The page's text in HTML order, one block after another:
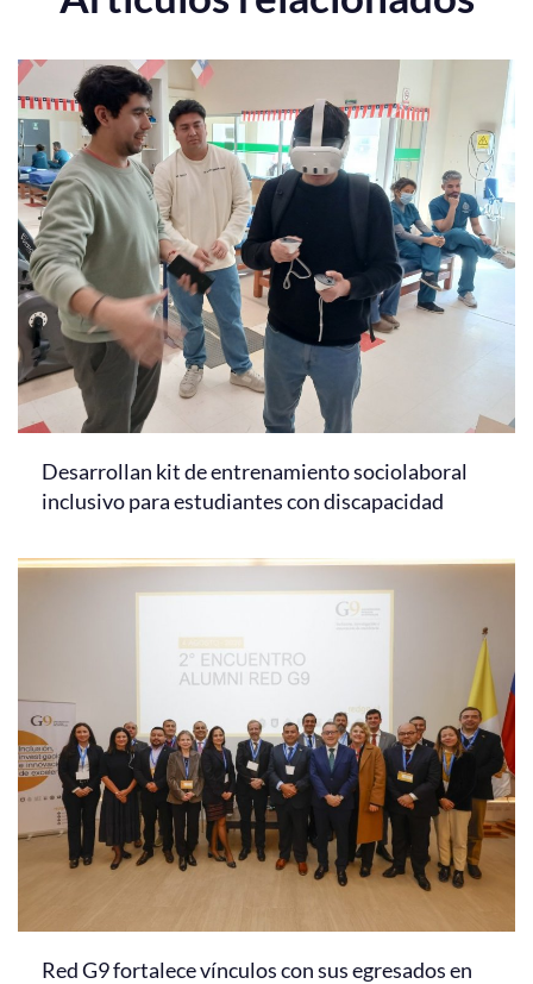
Desarrollan kit de entrenamiento sociolaboral
inclusivo para estudiantes con discapacidad
Red G9 fortalece vínculos con sus egresados en